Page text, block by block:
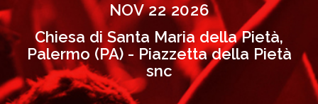
NOV 22 2026
Chiesa di Santa Maria della Pietà,
Palermo (PA) - Piazzetta della Pietà
snc